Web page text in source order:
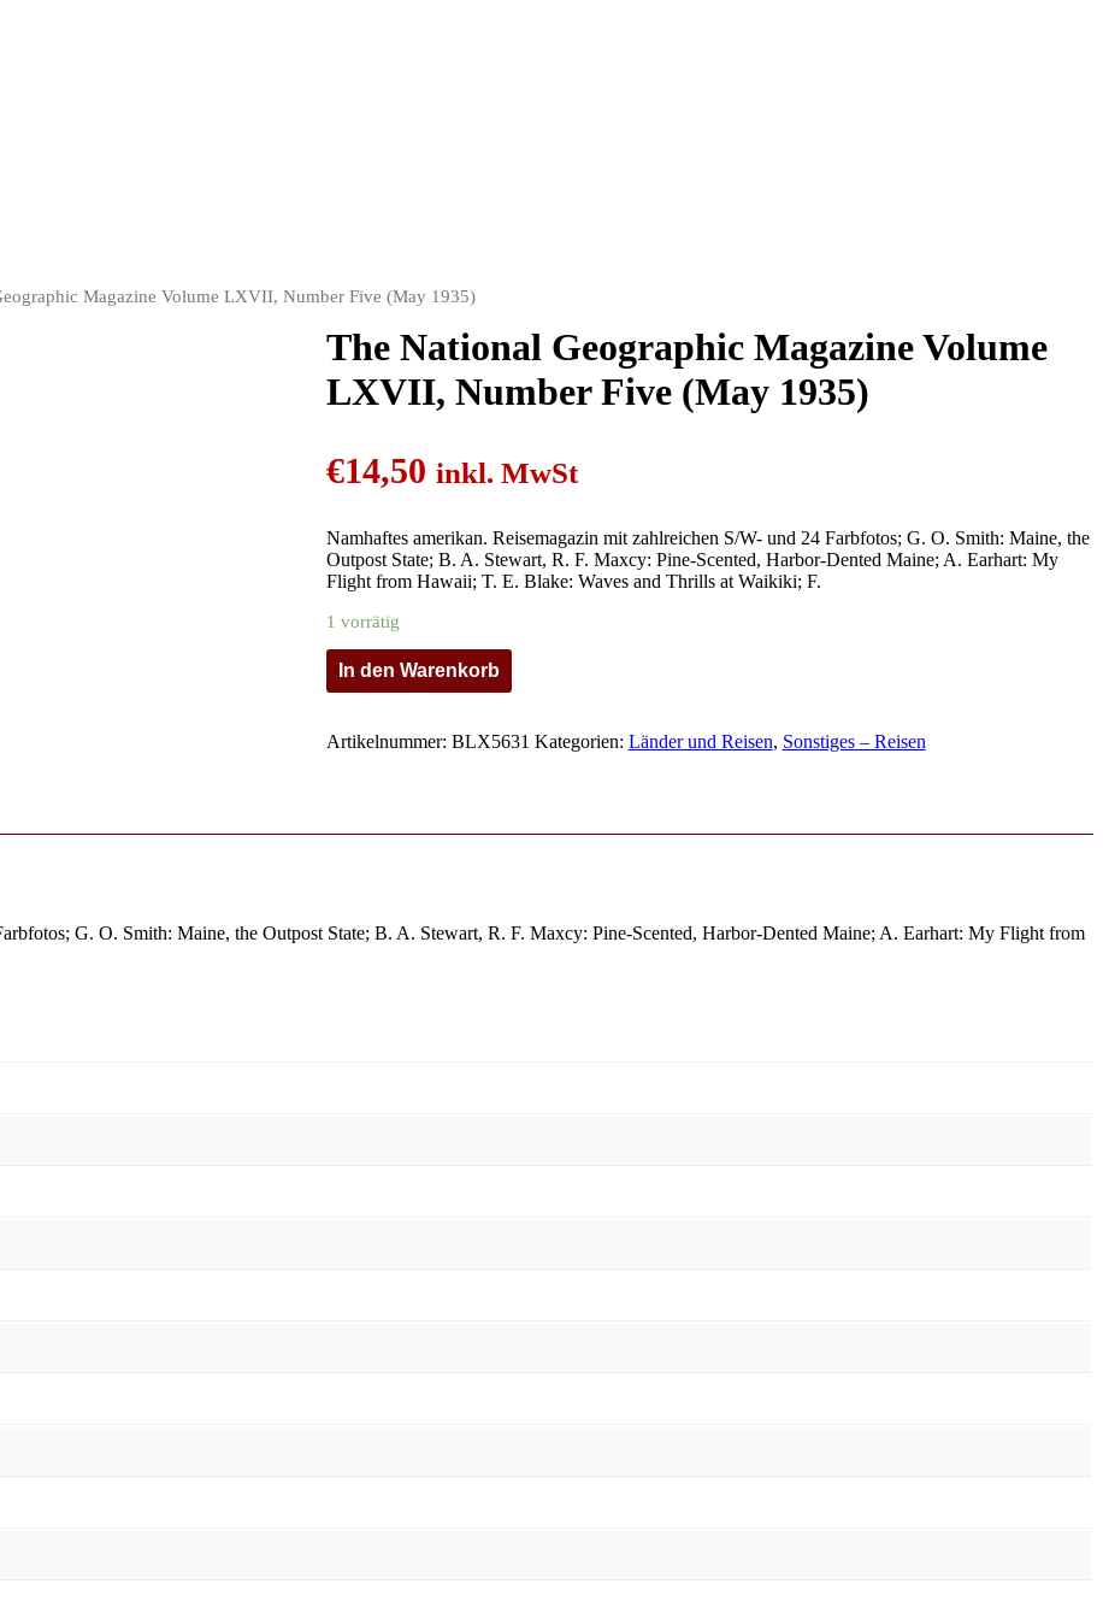
Bücher.
Magazine Volume LXVII, Number Five (May 1935)
The National Geographic Magazine Volume
LXVII, Number Five (May 1935)
€14,50 inkl. MwSt
Namhaftes amerikan. Reisemagazin mit zahlreichen S/W- und 24 Farbfotos; G. O. Smith: Maine, the
Outpost State; B. A. Stewart, R. F. Maxcy: Pine-Scented, Harbor-Dented Maine; A. Earhart: My
Flight from Hawaii; T. E. Blake: Waves and Thrills at Waikiki; F.
1 vorrätig
In den Warenkorb
Artikelnummer: BLX5631 Kategorien: Länder und Reisen, Sonstiges – Reisen
G. O. Smith: Maine, the Outpost State; B. A. Stewart, R. F. Maxcy: Pine-Scented, Harbor-Dented Maine; A. Earhart: My Flight from